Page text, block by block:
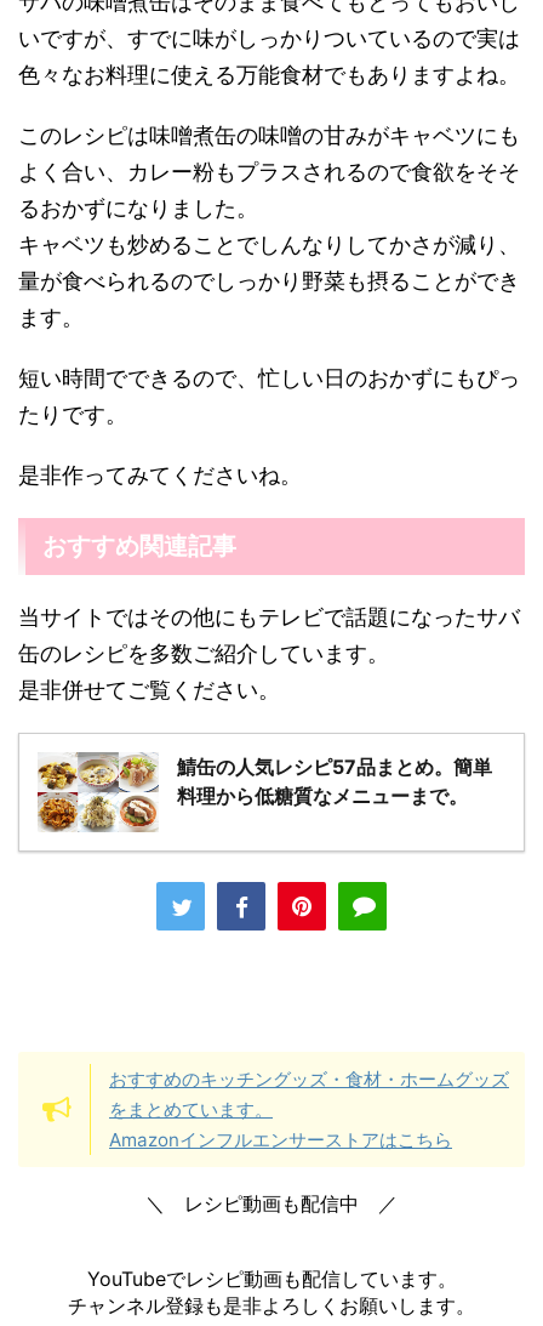
いですが、すでに味がしっかりついているので実は
色々なお料理に使える万能食材でもありますよね。
このレシピは味噌煮缶の味噌の甘みがキャベツにも
よく合い、カレー粉もプラスされるので食欲をそそ
るおかずになりました。
キャベツも炒めることでしんなりしてかさが減り、
量が食べられるのでしっかり野菜も摂ることができ
ます。
短い時間でできるので、忙しい日のおかずにもぴっ
たりです。
是非作ってみてくださいね。
おすすめ関連記事
当サイトではその他にもテレビで話題になったサバ
缶のレシピを多数ご紹介しています。
是非併せてご覧ください。
鯖缶の人気レシピ57品まとめ。簡単
料理から低糖質なメニューまで。
おすすめのキッチングッズ・食材・ホームグッズ
をまとめています。
Amazonインフルエンサーストアはこちら
＼ レシピ動画も配信中 ／
YouTubeでレシピ動画も配信しています。
チャンネル登録も是非よろしくお願いします。